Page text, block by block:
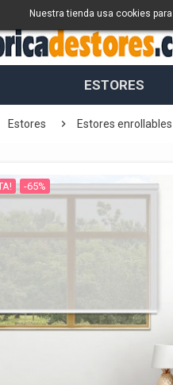
Nuestra tienda usa cookies
ESTORES
Estores  Estores enrollables
-65%